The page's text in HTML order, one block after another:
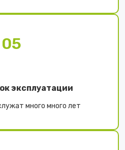
05
эксплуатации
много много лет